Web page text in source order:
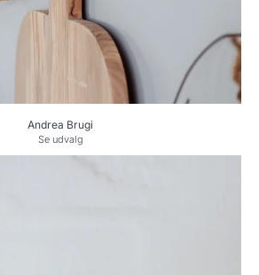
Andrea Brugi
Se udvalg